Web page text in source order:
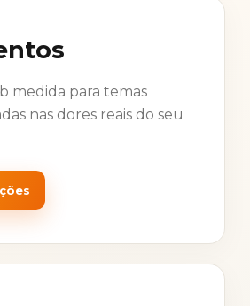
medida para temas
nas dores reais do seu